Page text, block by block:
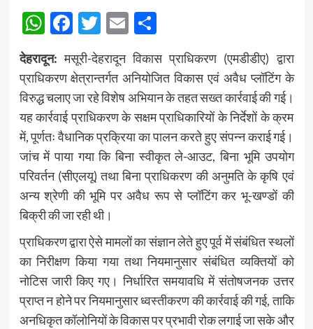
WhatsApp
Facebook
Twitter
EmailShare
देहरादून:मसूरी-देहरादून विकास प्राधिकरण (एमडीडीए) द्वारा
प्राधिकरण क्षेत्रान्तर्गत अनियोजित विकास एवं अवैध प्लॉटिंग के
विरुद्ध चलाए जा रहे विशेष अभियान के तहत सख्त कार्रवाई की गई।
यह कार्रवाई प्राधिकरण के सक्षम प्राधिकारियों के निर्देशों के क्रम
में, पूर्णतः वैधानिक प्रक्रिया का पालन करते हुए संपन्न कराई गई।
जांच में पाया गया कि बिना स्वीकृत ले-आउट, बिना भूमि उपयोग
परिवर्तन (सीएलयू) तथा बिना प्राधिकरण की अनुमति के कृषि एवं
अन्य श्रेणी की भूमि पर अवैध रूप से प्लॉटिंग कर भू-खण्डों की
बिक्री की जा रही थी।
प्राधिकरण द्वारा ऐसे मामलों का संज्ञान लेते हुए पूर्व में संबंधित स्थलों
का निरीक्षण किया गया तथा नियमानुसार संबंधित व्यक्तियों को
नोटिस जारी किए गए। निर्धारित समयावधि में संतोषजनक उत्तर
प्राप्त न होने पर नियमानुसार ध्वस्तीकरण की कार्रवाई की गई, ताकि
अनधिकृत कॉलोनियों के विकास पर प्रभावी रोक लगाई जा सके और